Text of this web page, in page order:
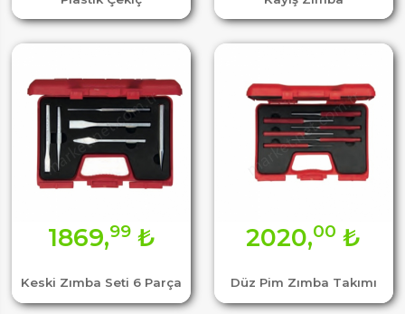
Keski Zımba Seti 6 Parça
1869,99₺
Düz Pim Zımba Takımı
2020,00 ₺